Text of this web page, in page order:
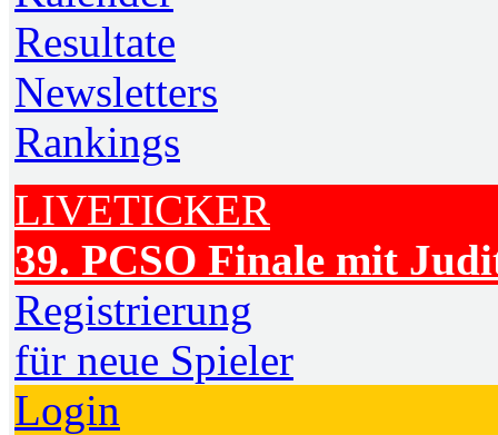
Resultate
Newsletters
Rankings
LIVETICKER
39. PCSO Finale mit
Registrierung
für neue Spieler
Login